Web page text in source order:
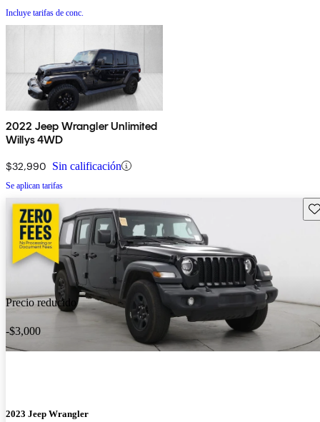
Incluye tarifas de conc.
2022 Jeep Wrangler Unlimited
Willys 4WD
$32,990 Sin calificación
Se aplican tarifas
Precio reducido
-$3,000
2023 Jeep Wrangler